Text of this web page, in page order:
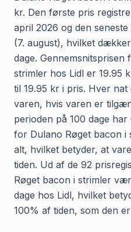
kr. Den første pris
april 2026 og den
(7. august), hvilket
dage.
strimler hos Lidl er 19.95
til 19.95 kr i pris. Hver
varen, hvis varen er
perioden på 100 dage
for Dulano Røget bacon i
alt, hvilket betyder, at
tiden. Ud af de 92
Røget bacon i strimler
dage hos Lidl, hvilket
100% af tiden, som den